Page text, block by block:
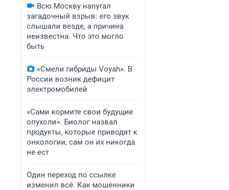
Всю Москву напугал
загадочный взрыв: его звук
слышали везде, а причина
неизвестна. Что это могло
быть
«Смели гибриды Voyah». В
России возник дефицит
электромобилей
«Сами кормите свои будущие
опухоли». Биолог назвал
продукты, которые приводят к
онкологии, сам он их никогда
не ест
Один переход по ссылке
изменил всё. Как мошенники